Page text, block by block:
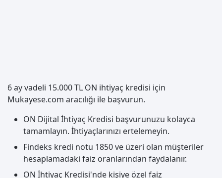
6 ay vadeli 15.000 TL ON ihtiyaç kredisi için
Mukayese.com aracılığı ile başvurun.
ON Dijital İhtiyaç Kredisi başvurunuzu kolayca
tamamlayın. İhtiyaçlarınızı ertelemeyin.
Findeks kredi notu 1850 ve üzeri olan müşteriler
hesaplamadaki faiz oranlarından faydalanır.
ON İhtiyaç Kredisi'nde kişiye özel faiz